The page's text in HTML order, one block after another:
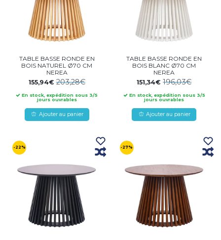
TABLE BASSE RONDE EN
BOIS NATUREL Ø70 CM
NEREA
155,94€203,28€
En stock, expédition sous 3/5
jours ouvrables
Ajouter au panier
TABLE BASSE RONDE EN
BOIS BLANC Ø70 CM
NEREA
151,34€196,03€
En stock, expédition sous 3/5
jours ouvrables
Ajouter au panier
-22% -27%